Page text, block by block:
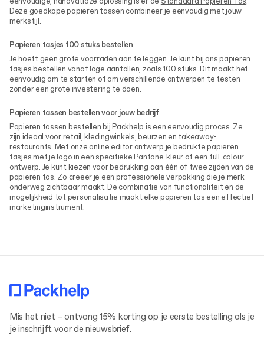
Deze goedkope papieren tassen combineer je eenvoudig met jouw
merkstijl.
Papieren tasjes 100 stuks bestellen
Je hoeft geen grote voorraden aan te leggen. Je kunt bij ons papieren
tasjes bestellen vanaf lage aantallen, zoals 100 stuks. Dit maakt het
eenvoudig om te starten of om verschillende ontwerpen te testen
zonder een grote investering te doen.
Papieren tassen bestellen voor jouw bedrijf
Papieren tassen bestellen bij Packhelp is een eenvoudig proces. Ze
zijn ideaal voor retail, kledingwinkels, beurzen en takeaway-
restaurants. Met onze online editor ontwerp je bedrukte papieren
tasjes met je logo in een specifieke Pantone-kleur of een full-colour
ontwerp. Je kunt kiezen voor bedrukking aan één of twee zijden van de
papieren tas. Zo creëer je een professionele verpakking die je merk
onderweg zichtbaar maakt. De combinatie van functionaliteit en de
mogelijkheid tot personalisatie maakt elke papieren tas een effectief
marketinginstrument.
Mis het niet – ontvang 15% korting op je eerste bestelling als je
je inschrijft voor de nieuwsbrief.